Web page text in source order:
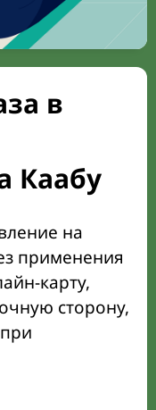
в
Каабу
на
применения
карту,
сторону,